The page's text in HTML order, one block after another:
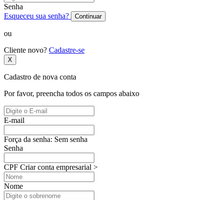
Senha
Esqueceu sua senha?
Continuar
ou
Cliente novo? Cadastre-se
X
Cadastro de nova conta
Por favor, preencha todos os campos abaixo
E-mail
Força da senha: Sem senha
Senha
CPF Criar conta empresarial >
Nome